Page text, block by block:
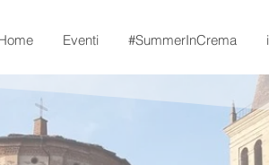
Eventi #SummerInCrema